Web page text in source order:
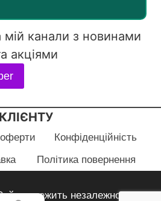
мій канали з новинами
акціями
КЛІЄНТУ
оферти
Конфіденційність
Політика повернення
належить незалежному